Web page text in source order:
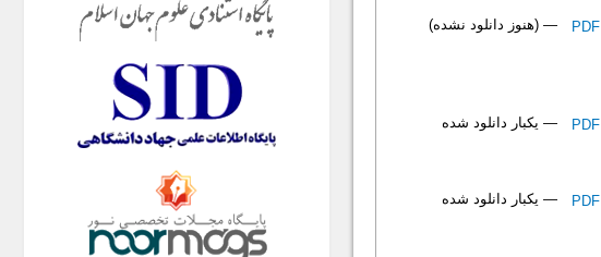
PDF — (هنوز دانلود نشده)
PDF — یکبار دانلود شده
PDF — یکبار دانلود شده